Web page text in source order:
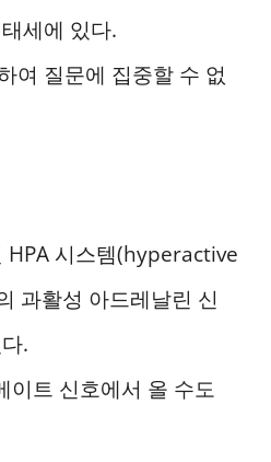
세에 있다.
여 질문에 집중할 수 없
HPA 시스템(hyperactive
과활성 아드레날린 신
.
이트 신호에서 올 수도